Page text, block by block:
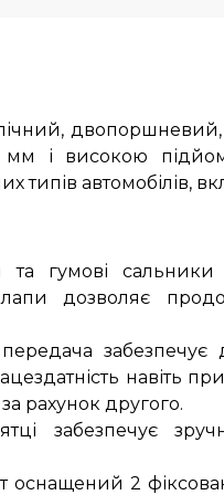
мм і високою
типів автомобілів,
та гумові
дозволяє
забезпечує
навіть
рахунок другого.
забезпечує
оснащений 2